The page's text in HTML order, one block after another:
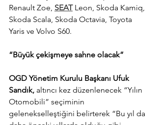
Renault Zoe, SEAT Leon, Skoda Kamiq,
Skoda Scala, Skoda Octavia, Toyota
Yaris ve Volvo S60.
“Büyük çekişmeye sahne olacak”
OGD Yönetim Kurulu Başkanı Ufuk
Sandık, altıncı kez düzenlenecek “Yılın
Otomobili” seçiminin
gelenekselleştiğini belirterek “Bu yıl da